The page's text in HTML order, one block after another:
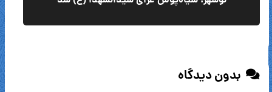
بدون دیدگاه